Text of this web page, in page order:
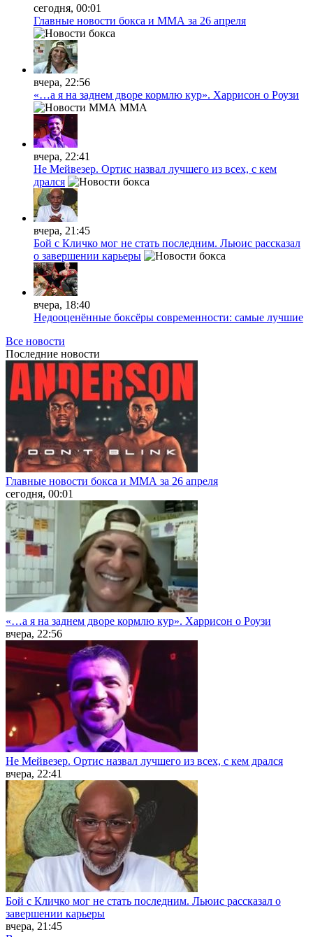
сегодня, 00:01
Главные новости бокса и ММА за 26 апреля
вчера, 22:56
«…а я на заднем дворе кормлю кур». Харрисон о Роузи
MMA
вчера, 22:41
Не Мейвезер. Ортис назвал лучшего из всех, с кем
дрался
вчера, 21:45
Бой с Кличко мог не стать последним. Льюис рассказал
о завершении карьеры
вчера, 18:40
Недооценённые боксёры современности: самые лучшие
Все новости
Последние новости
Главные новости бокса и ММА за 26 апреля
сегодня, 00:01
«…а я на заднем дворе кормлю кур». Харрисон о Роузи
вчера, 22:56
Не Мейвезер. Ортис назвал лучшего из всех, с кем дрался
вчера, 22:41
Бой с Кличко мог не стать последним. Льюис рассказал о
завершении карьеры
вчера, 21:45